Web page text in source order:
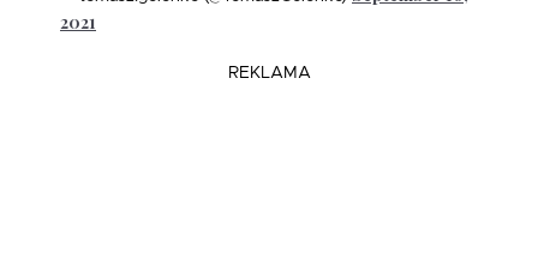
2021
REKLAMA